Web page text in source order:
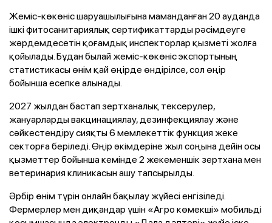
Жеміс-көкөніс шаруашылығына маманданған 20 ауданда
ішкі фитосанитариялық сертификаттарды рәсімдеуге
жәрдемдесетін қоғамдық инспекторлар қызметі жолға
қойылады. Бұдан былай жеміс-көкөніс экспортының
статистикасы өнім қай өңірде өндірілсе, сол өңір
бойынша есепке алынады.
2027 жылдан бастап зертханалық тексерулер,
жануарларды вакцинациялау, дезинфекциялау және
сәйкестендіру сияқты 6 мемлекеттік функция жеке
секторға беріледі. Өңір әкімдеріне жыл соңына дейін осы
қызметтер бойынша кемінде 2 жекеменшік зертхана мен
ветеринария клиникасын ашу тапсырылды.
Әрбір өнім түрін онлайн бақылау жүйесі енгізіледі.
Фермерлер мен диқандар үшін «Агро көмекші» мобильді